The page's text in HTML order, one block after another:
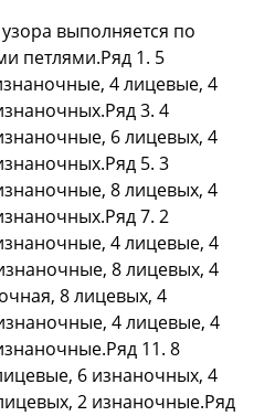
выполняется по
петлями.Ряд 1. 5
4 лицевые, 4
3. 4
6 лицевых, 4
5. 3
8 лицевых, 4
7. 2
4 лицевые, 4
8 лицевых, 4
8 лицевых, 4
4 лицевые, 4
11. 8
6 изнаночных, 4
2 изнаночные.Ряд